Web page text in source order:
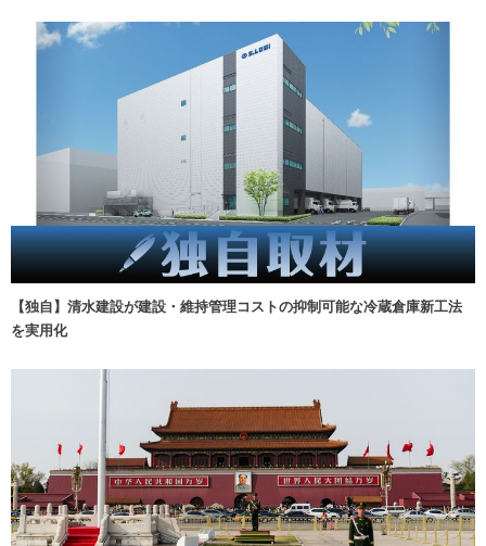
【独自】清水建設が建設・維持管理コストの抑制可能な冷蔵倉庫新工法
を実用化